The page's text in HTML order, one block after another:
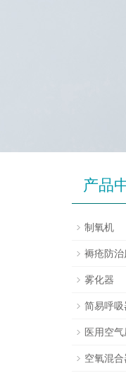
产品
制氧机
褥疮防治
雾化器
简易呼吸
医用空
空氧混合